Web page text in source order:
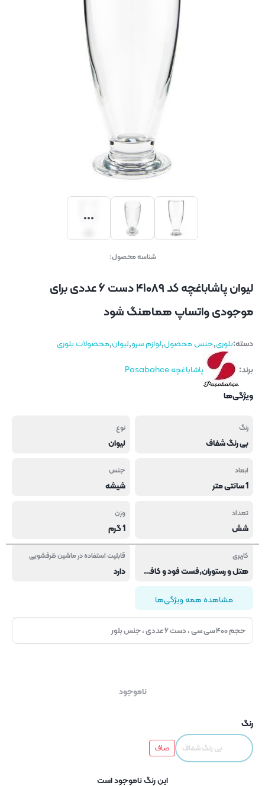
شناسه محصول:
لیوان پاشاباغچه کد ۴۱۰۸۹ دست ۶ عددی برای
موجودی واتساپ هماهنگ شود
دسته:بلوری,جنس محصول,لوازم سرو,لیوان,محصولات بلوری
برند:
پاشاباغچه Pasabahce
ویژگی‌ها
رنگ
بی رنگ شفاف
نوع
لیوان
ابعاد
1 سانتی متر
جنس
شیشه
تعداد
شش
وزن
1 گرم
کاربری
هتل و رستوران,فست فود و کافی شاپ
قابلیت استفاده در ماشین ظرفشویی
دارد
مشاهده همه ویژگی‌ها
حجم ۴۰۰ سی سی ، دست ۶ عددی ، جنس بلور
ناموجود
رنگ
بی رنگ شفاف صاف
این رنگ ناموجود است